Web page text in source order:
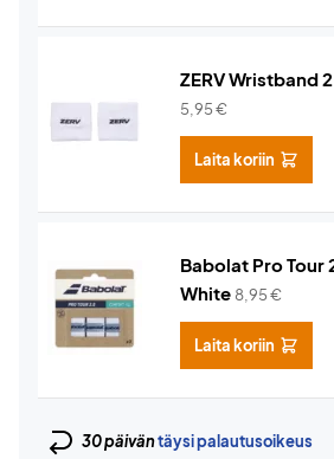
ZERV Wristband
5,95€
Laita koriin
Babolat Pro
White 8,95€
Laita koriin
30 päiväntäysi palautusoikeus